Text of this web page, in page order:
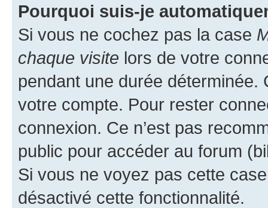
Pourquoi suis-je
Si vous ne cochez pas la case
chaque visite lors de votre
pendant une durée déterminée.
votre compte. Pour rester
connexion. Ce n’est pas
public pour accéder au forum
Si vous ne voyez pas cette
désactivé cette fonctionnalité.